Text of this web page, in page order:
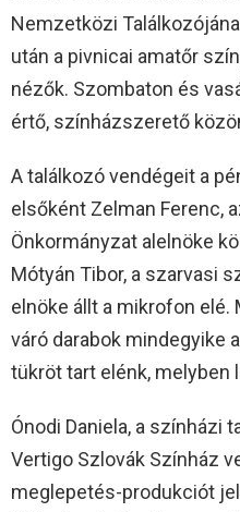
Nemzetközi
után a pivnicai amatőr
nézők. Szombaton és
értő, színházszerető
A találkozó vendégeit a
elsőként Zelman Ferenc,
Önkormányzat alelnöke
Mótyán Tibor, a szarvasi
elnöke állt a mikrofon elé.
váró darabok mindegyike
tükröt tart elénk, melyben
Ónodi Daniela, a színházi
Vertigo Szlovák Színház
meglepetés-produkciót